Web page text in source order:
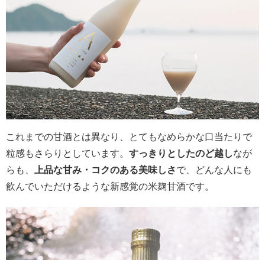
これまでの甘酒とは異なり、とてもなめらかな口当たりで
粒感もさらりとしています。 すっきりとしたのど越しなが
らも、
上品な甘み・コクのある美味しさで、どんな人にも
飲んでいただけるような新感覚の米麹甘酒です。